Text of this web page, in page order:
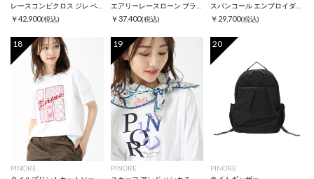
￥42,900(税込) ￥37,400(税込) ￥29,700(税込)
18
PINORE
19
PINORE
20
PINORE